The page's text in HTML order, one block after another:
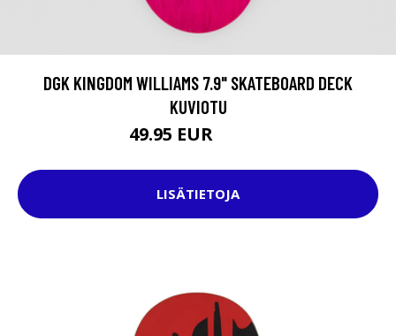
DGK KINGDOM WILLIAMS 7.9" SKATEBOARD DECK
KUVIOTU
49.95 EUR
LISÄTIETOJA